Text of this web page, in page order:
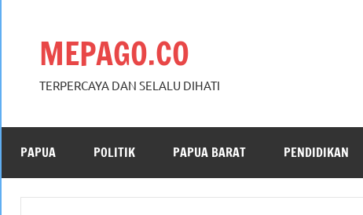
MEPAGO.CO
TERPERCAYA DAN SELALU DIHATI
PAPUA POLITIK PAPUA BARAT PENDIDIKAN